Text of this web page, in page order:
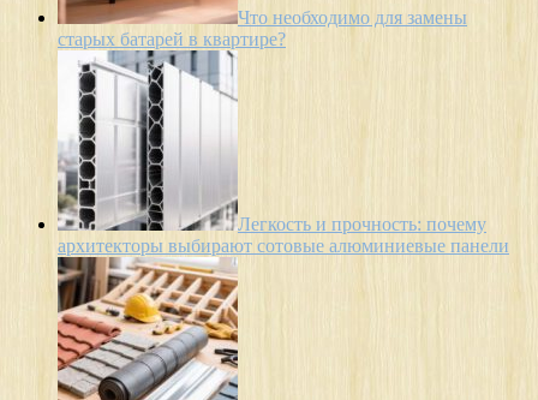
Что необходимо для замены
старых батарей в квартире?
Легкость и прочность: почему
архитекторы выбирают сотовые алюминиевые панели